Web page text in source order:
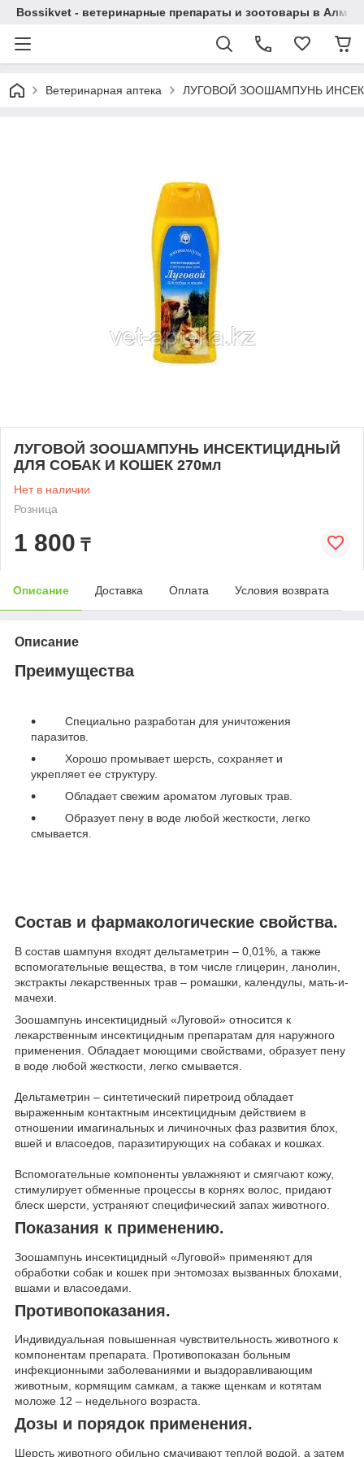
Bossikvet - ветеринарные препараты и зоотовары в
Ветеринарная аптека ЛУГОВОЙ ЗООШАМПУНЬ
ЛУГОВОЙ ЗООШАМПУНЬ ИНСЕКТИЦИДНЫЙ
ДЛЯ СОБАК И КОШЕК 270мл
Нет в наличии
Розница
1 800 ₸
Описание Доставка Оплата Условия возврата
Описание
Преимущества
Специально разработан для уничтожения
паразитов.
Хорошо промывает шерсть, сохраняет и
укрепляет ее структуру.
Обладает свежим ароматом луговых трав.
Образует пену в воде любой жесткости, легко
смывается.
Состав и фармакологические свойства.
В состав шампуня входят дельтаметрин – 0,01%, а также
вспомогательные вещества, в том числе глицерин, ланолин,
экстракты лекарственных трав – ромашки, календулы, мать-и-
мачехи.
Зоошампунь инсектицидный «Луговой» относится к
лекарственным инсектицидным препаратам для наружного
применения. Обладает моющими свойствами, образует пену
в воде любой жесткости, легко смывается.
Дельтаметрин – синтетический пиретроид обладает
выраженным контактным инсектицидным действием в
отношении имагинальных и личиночных фаз развития блох,
вшей и власоедов, паразитирующих на собаках и кошках.
Вспомогательные компоненты увлажняют и смягчают кожу,
стимулирует обменные процессы в корнях волос, придают
блеск шерсти, устраняют специфический запах животного.
Показания к применению.
Зоошампунь инсектицидный «Луговой» применяют для
обработки собак и кошек при энтомозах вызванных блохами,
вшами и власоедами.
Противопоказания.
Индивидуальная повышенная чувствительность животного к
компонентам препарата. Противопоказан больным
инфекционными заболеваниями и выздоравливающим
животным, кормящим самкам, а также щенкам и котятам
моложе 12 – недельного возраста.
Дозы и порядок применения.
Шерсть животного обильно смачивают теплой водой, а затем